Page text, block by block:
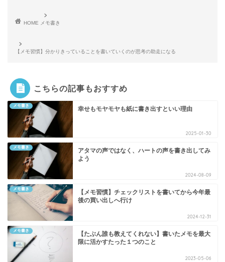
HOME メモ書き
【メモ習慣】分かりきっていることを書いていくのが思考の助走になる
こちらの記事もおすすめ
メモ書き 幸せもモヤモヤも紙に書き出すといい理由
2025-01-30
メモ書き
アタマの声ではなく、ハートの声を書き出してみ
よう
2024-08-09
メモ書き
【メモ習慣】チェックリストを書いてから今年最
後の買い出しへ行け
2024-12-31
メモ書き
【たぶん誰も教えてくれない】書いたメモを最大
限に活かすたった１つのこと
2023-05-06